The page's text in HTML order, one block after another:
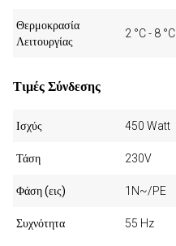
Θερμοκρασία
Λειτουργίας
2 °C - 8 °C
Τιμές Σύνδεσης
Ισχύς 450 Watt
Τάση 230V
Φάση (εις) 1N~/PE
Συχνότητα 55 Hz